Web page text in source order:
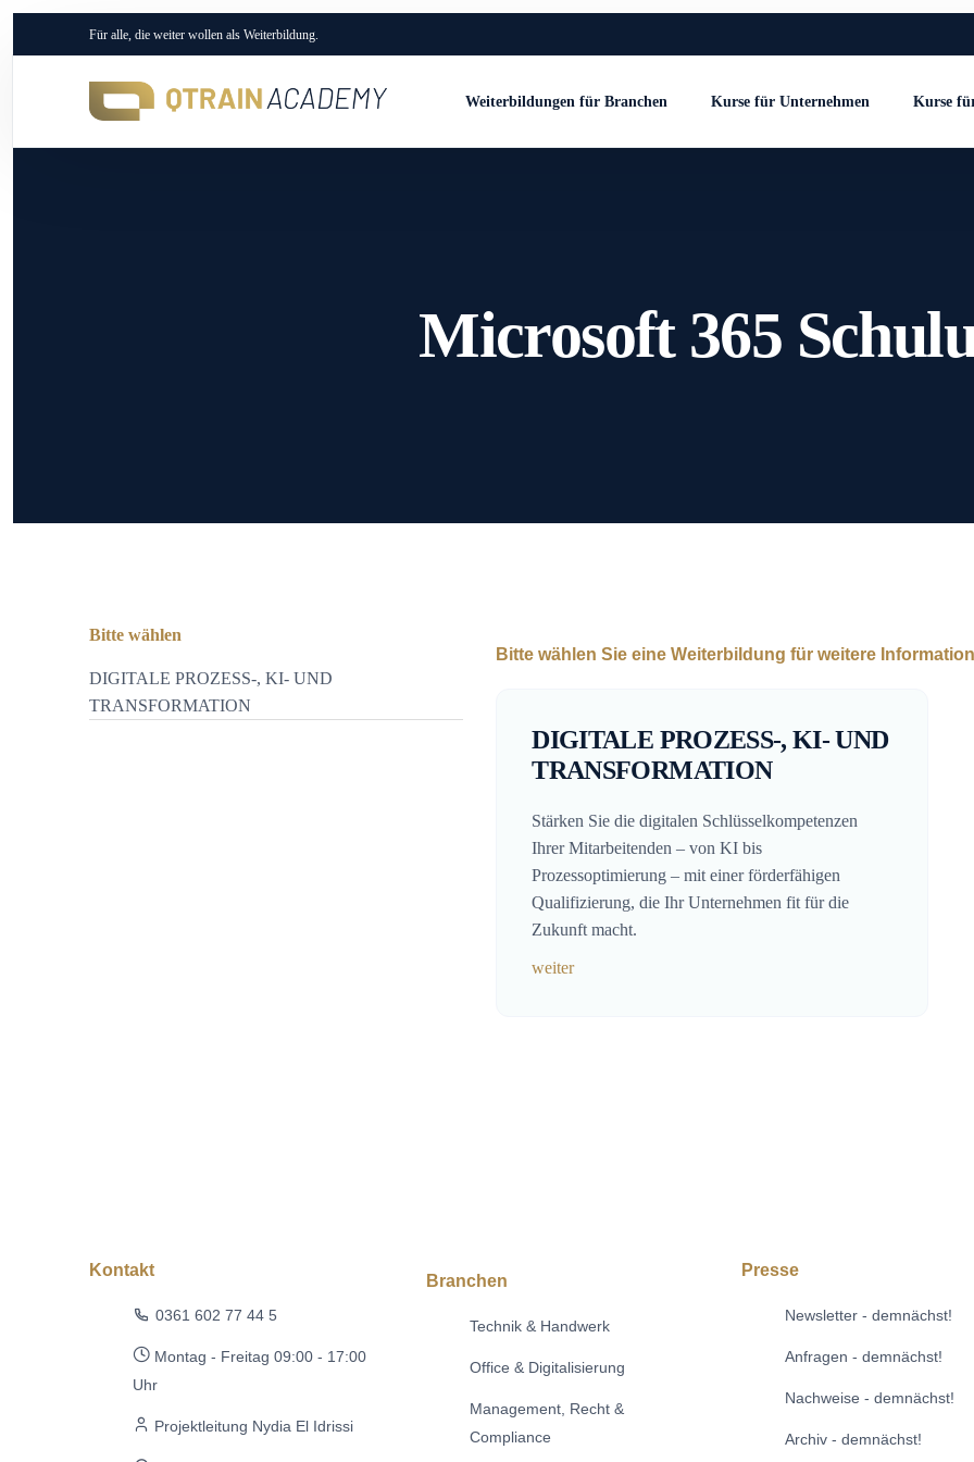
Für alle, die weiter wollen als Weiterbildung.
Weiterbildungen für Branchen Kurse für Unternehmen Kurse
Microsoft 365
Bitte wählen
DIGITALE PROZESS-, KI- UND
TRANSFORMATION
Bitte wählen Sie eine Weiterbildung für weitere
DIGITALE PROZESS-, KI- UND
TRANSFORMATION
Stärken Sie die digitalen Schlüsselkompetenzen
Ihrer Mitarbeitenden – von KI bis
Prozessoptimierung – mit einer förderfähigen
Qualifizierung, die Ihr Unternehmen fit für die
Zukunft macht.
weiter
Kontakt
0361 602 77 44 5
Montag - Freitag 09:00 - 17:00
Uhr
Projektleitung Nydia El Idrissi
Branchen
Technik & Handwerk
Office & Digitalisierung
Management, Recht &
Compliance
Presse
Newsletter - demnächst!
Anfragen - demnächst!
Nachweise - demnächst!
Archiv - demnächst!